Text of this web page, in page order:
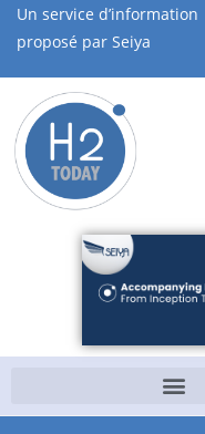
Un service d’information
proposé par Seiya